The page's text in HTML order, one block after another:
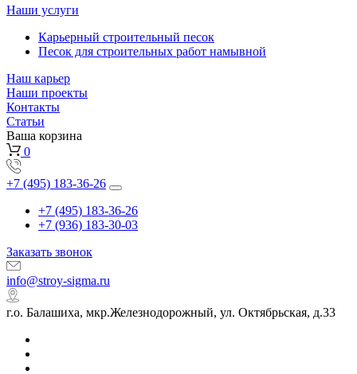
Наши услуги
Карьерный строительный песок
Песок для строительных работ намывной
Наш карьер
Наши проекты
Контакты
Статьи
Ваша корзина
0
+7 (495) 183-36-26
+7 (495) 183-36-26
+7 (936) 183-30-03
Заказать звонок
info@stroy-sigma.ru
г.о. Балашиха, мкр.Железнодорожный, ул. Октябрьская, д.33